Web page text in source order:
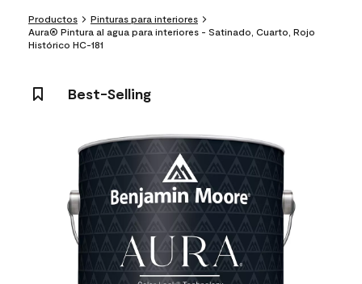
Productos
Pinturas para interiores
Aura® Pintura al agua para interiores - Satinado, Cuarto, Rojo
Histórico HC-181
Best-Selling